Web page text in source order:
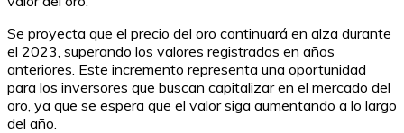
Se proyecta que el precio del oro continuará en alza durante
el 2023, superando los valores registrados en años
anteriores. Este incremento representa una oportunidad
para los inversores que buscan capitalizar en el mercado del
oro, ya que se espera que el valor siga aumentando a lo largo
del año.